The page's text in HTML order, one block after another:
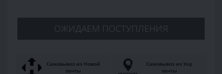
ОЖИДАЕМ ПОСТУПЛЕНИЯ
Самовывоз из Новой
почты
Самовывоз из Укр
почты